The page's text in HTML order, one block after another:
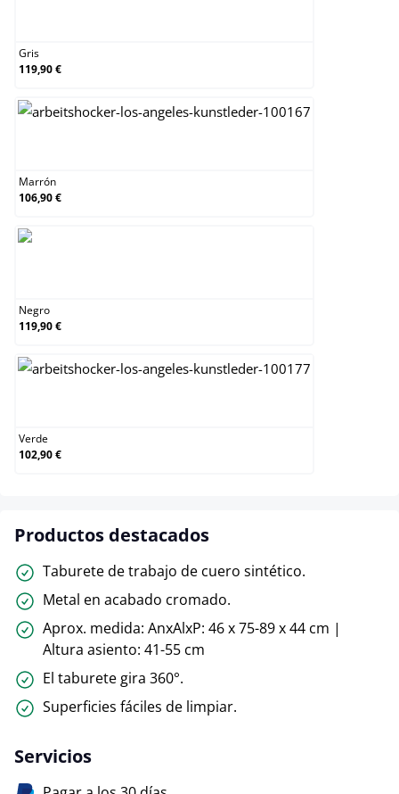
Gris
119,90 €
Marrón
106,90 €
Negro
119,90 €
Verde
102,90 €
Productos destacados
Taburete de trabajo de cuero sintético.
Metal en acabado cromado.
Aprox. medida: AnxAlxP: 46 x 75-89 x 44 cm |
Altura asiento: 41-55 cm
El taburete gira 360°.
Superficies fáciles de limpiar.
Servicios